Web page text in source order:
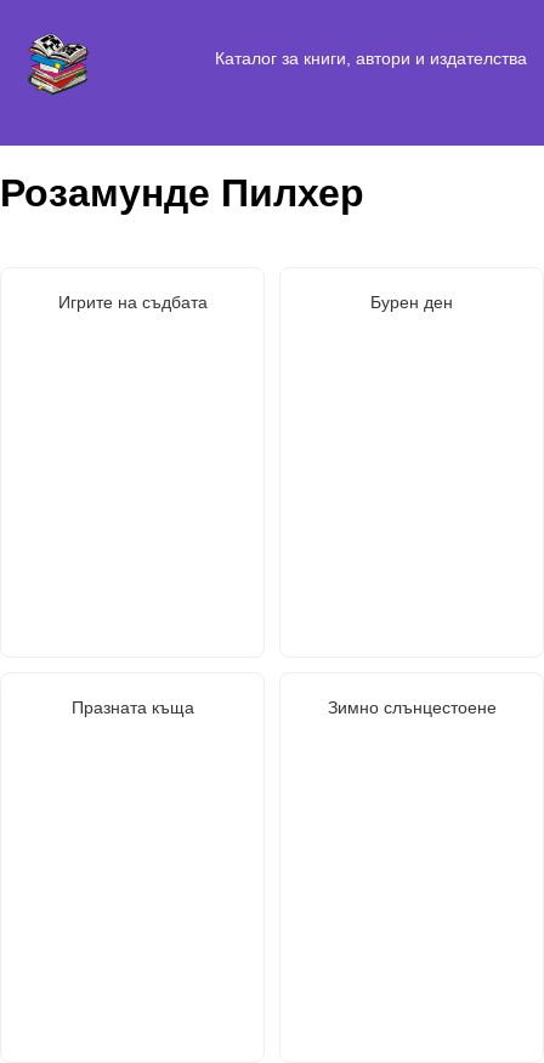
Каталог за книги, автори и издателства
Розамунде Пилхер
Игрите на съдбата Бурен ден
Празната къща Зимно слънцестоене